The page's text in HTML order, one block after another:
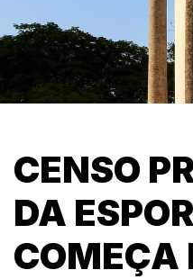
CENSO
DA
COMEÇA